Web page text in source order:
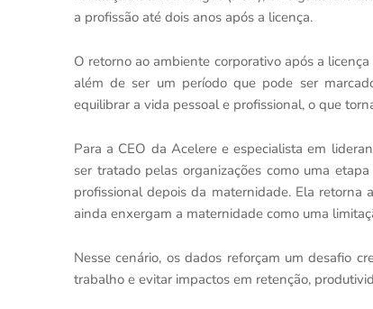
a profissão até dois anos após a licença.
O retorno ao ambiente corporativo após a
além de ser um período que pode ser
equilibrar a vida pessoal e profissional, o que
Para a CEO da Acelere e especialista em
ser tratado pelas organizações como uma
profissional depois da maternidade. Ela retorna
ainda enxergam a maternidade como uma
Nesse cenário, os dados reforçam um desafio
trabalho e evitar impactos em retenção,